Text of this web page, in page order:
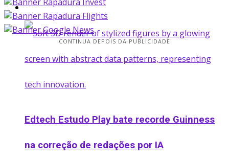
Startup
Edtech Estudo Play bate recorde Guinness
na correção de redações por IA
CONTINUA DEPOIS DA PUBLICIDADE